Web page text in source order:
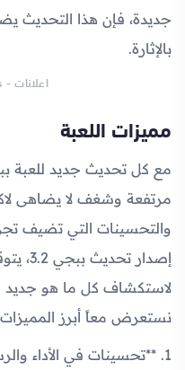
جديدة، فإن هذا التحديث
بالإثارة.
اعلانات - Advertisements
مميزات اللعبة
مع كل تحديث جديد للعبة
مرتفعة وشغف لا يضاهى
والتحسينات التي تضيف
إصدار
لاستكشاف كل ما هو جديد
نستعرض معاً أبرز المميزات
1. **تحسينات في الأداء والرسومات:**